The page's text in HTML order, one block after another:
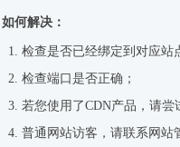
如何解决：
检查是否已经绑定到对应站
检查端口是否正确；
若您使用了CDN产品，请尝
普通网站访客，请联系网站